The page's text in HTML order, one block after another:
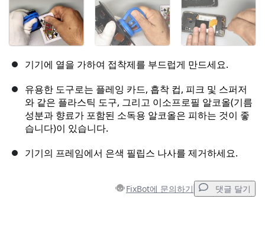
기기에 열을 가하여 접착제를 부드럽게 만드세요.
유용한 도구로는 플레잉 카드, 흡착 컵, 피크 및 스퍼저
와 같은 플라스틱 도구, 그리고 이소프로필 알코올(기름
성분과 향료가 포함된 소독용 알코올은 피하는 것이 좋
습니다)이 있습니다.
기기의 프레임에서 은색 필립스 나사를 제거하세요.
FixBot에 문의하기 댓글 달기